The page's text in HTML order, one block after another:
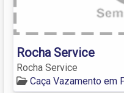
Rocha Service
Rocha Service
Caça Vazamento em